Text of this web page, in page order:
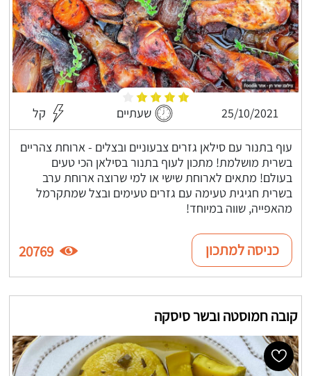
25/10/2021 שעתיים קל
עוף בתנור עם סילאן גזרים צבעוניים ובצלים - ארוחת צהריים
בשרית מושלמת! מתכון לעוף בתנור בסילאן הכי טעים
בעולם! מתאים לארוחת שישי או למי שרוצה ארוחת ערב
בשרית חגיגית טעימה עם גזרים טעימים ובצל שמתקרמל
מהאפייה, שווה במיוחד!
כניסה למתכון 20769
קובה חמוסטה ובשר סיסקה